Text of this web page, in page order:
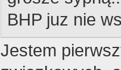
BHP juz nie
Jestem